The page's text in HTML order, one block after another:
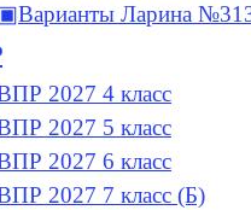
Ларина
2027 4 класс
2027 5 класс
2027 6 класс
2027 7 класс (Б)